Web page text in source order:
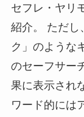
セフレ・ヤリ
紹介。 ただし
ク」のような
のセーフサー
果に表示され
ワード的には